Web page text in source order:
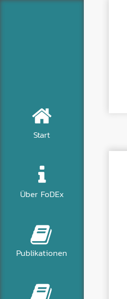
Start
Über FoDEx
Publikationen